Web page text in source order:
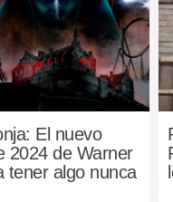
El nuevo
2024 de Warner
tener algo nunca